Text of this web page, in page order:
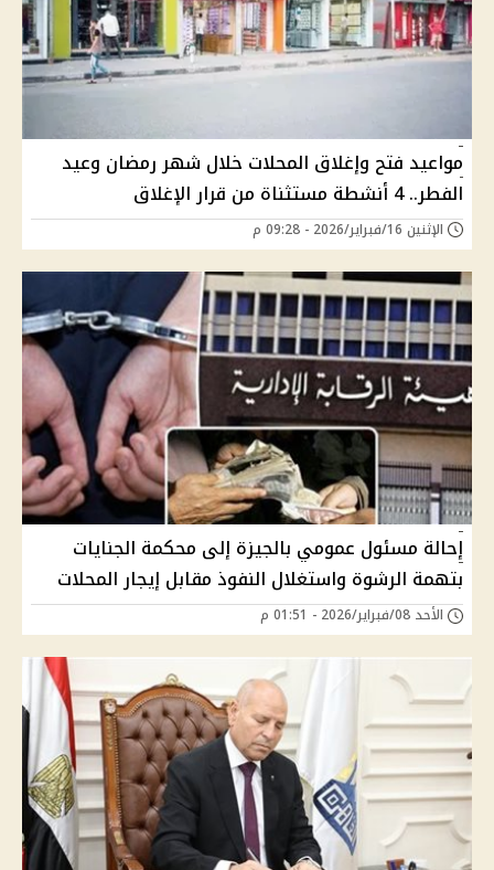
مواعيد فتح وإغلاق المحلات خلال شهر رمضان وعيد
الفطر.. 4 أنشطة مستثناة من قرار الإغلاق
الإثنين 16/فبراير/2026 - 09:28 م
إحالة مسئول عمومي بالجيزة إلى محكمة الجنايات
بتهمة الرشوة واستغلال النفوذ مقابل إيجار المحلات
الأحد 08/فبراير/2026 - 01:51 م